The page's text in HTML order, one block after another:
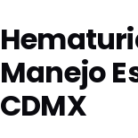
Manejo
CDMX